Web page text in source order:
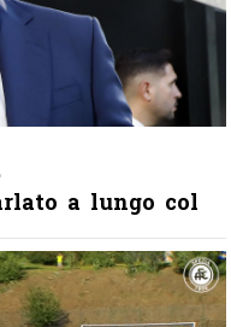
a lungo col